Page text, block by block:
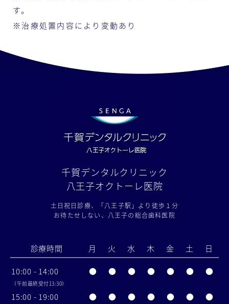
す。
※治療処置内容により変動あり
千賀デンタルクリニック
八王子オクトーレ医院
土日祝日診療、「八王子駅」より徒歩１分
お待たせしない、八王子の総合歯科医院
診療時間 月 火 水 木 金 土 日
10:00 - 14:00
（午前最終受付13:30）
● ● ● ● ● ● ●
15:00 - 19:00 ● ● ● ● ● ● ●